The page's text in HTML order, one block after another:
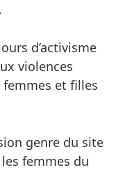
d’activisme
violences
et filles
genre du site
femmes du